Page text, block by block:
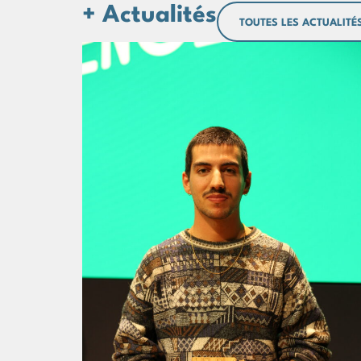
Actualités TOUTES LES